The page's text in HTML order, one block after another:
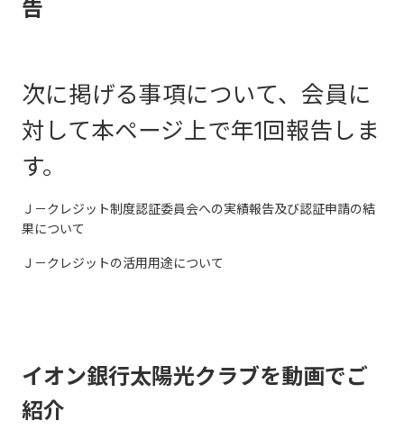
告
次に掲げる事項について、会員に
対して本ページ上で年1回報告しま
す。
Ｊ－クレジット制度認証委員会への実績報告及び認証申請の結
果について
Ｊ－クレジットの活用用途について
イオン銀行太陽光クラブを動画でご
紹介